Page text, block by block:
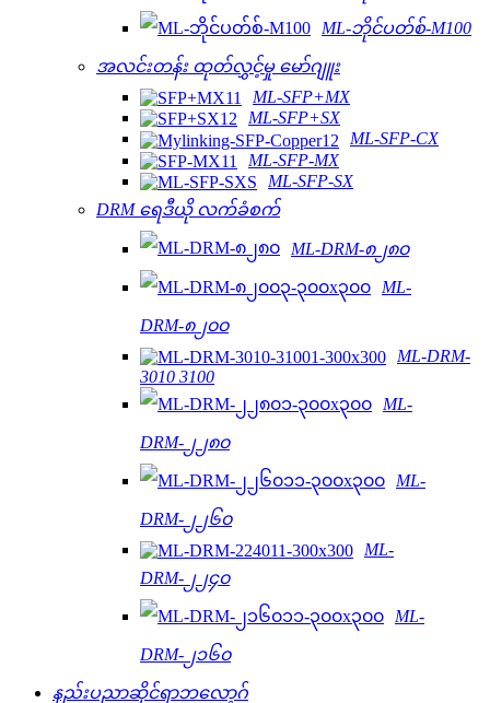
ML-ဘိုင်ပတ်စ်-M100
အလင်းတန်း ထုတ်လွှင့်မှု မော်ဂျူး
ML-SFP+MX
ML-SFP+SX
ML-SFP-CX
ML-SFP-MX
ML-SFP-SX
DRM ရေဒီယို လက်ခံစက်
ML-DRM-၈၂၈၀
ML-
DRM-၈၂၀၀
ML-DRM-
3010 3100
ML-
DRM-၂၂၈၀
ML-
DRM-၂၂၆၀
ML-
DRM-၂၂၄၀
ML-
DRM-၂၁၆၀
နည်းပညာဆိုင်ရာဘလော့ဂ်